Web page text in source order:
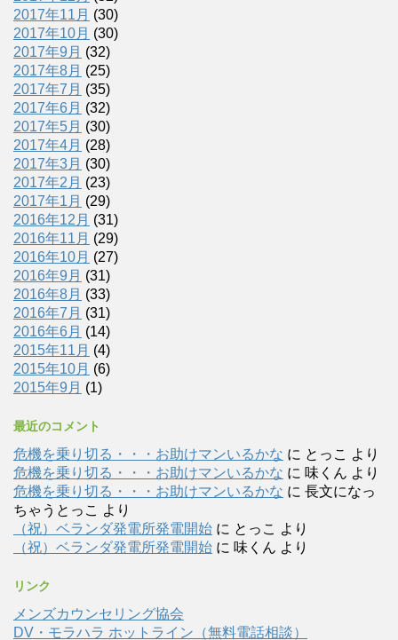
2017年11月 (30)
2017年10月 (30)
2017年9月 (32)
2017年8月 (25)
2017年7月 (35)
2017年6月 (32)
2017年5月 (30)
2017年4月 (28)
2017年3月 (30)
2017年2月 (23)
2017年1月 (29)
2016年12月 (31)
2016年11月 (29)
2016年10月 (27)
2016年9月 (31)
2016年8月 (33)
2016年7月 (31)
2016年6月 (14)
2015年11月 (4)
2015年10月 (6)
2015年9月 (1)
最近のコメント
危機を乗り切る・・・お助けマンいるかな に とっこ より
危機を乗り切る・・・お助けマンいるかな に 味くん より
危機を乗り切る・・・お助けマンいるかな に 長文になっ
ちゃうとっこ より
（祝）ベランダ発電所発電開始 に とっこ より
（祝）ベランダ発電所発電開始 に 味くん より
リンク
メンズカウンセリング協会
DV・モラハラ ホットライン（無料電話相談）